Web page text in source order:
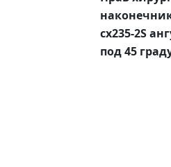
cx235-2S
под 45